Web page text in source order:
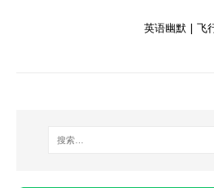
英语幽默 | 飞